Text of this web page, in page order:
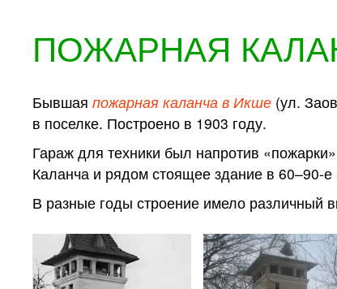
ПОЖАРНАЯ
Бывшая пожарная каланча в Икше (ул.
в поселке. Построено в 1903 году.
Гараж для техники был напротив
Каланча и рядом стоящее здание в
В разные годы строение имело различный